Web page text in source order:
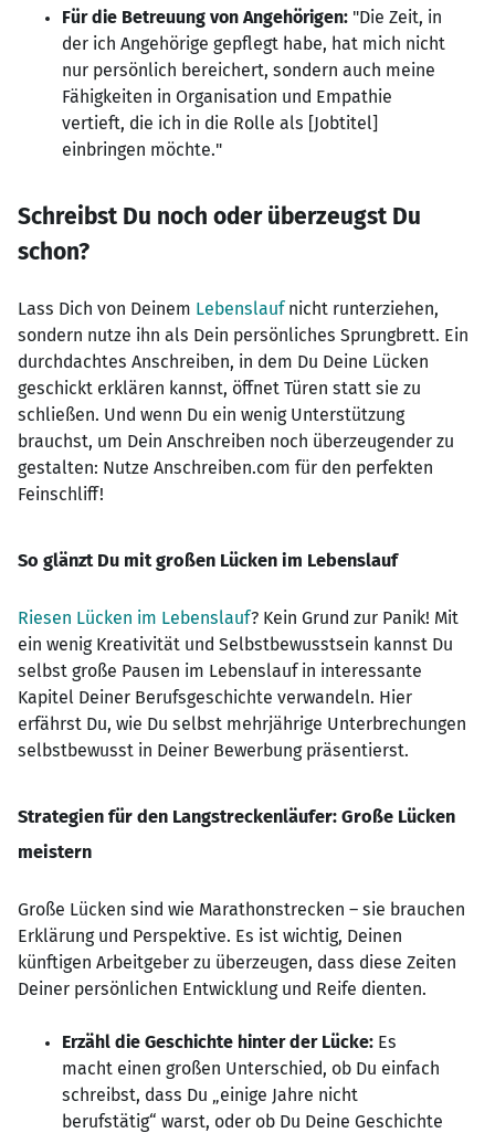
Für die Betreuung von Angehörigen: "Die Zeit, in
der ich Angehörige gepflegt habe, hat mich nicht
nur persönlich bereichert, sondern auch meine
Fähigkeiten in Organisation und Empathie
vertieft, die ich in die Rolle als [Jobtitel]
einbringen möchte."
Schreibst Du noch oder überzeugst Du
schon?
Lass Dich von Deinem Lebenslaufnicht runterziehen,
sondern nutze ihn als Dein persönliches Sprungbrett. Ein
durchdachtes Anschreiben, in dem Du Deine Lücken
geschickt erklären kannst, öffnet Türen statt sie zu
schließen. Und wenn Du ein wenig Unterstützung
brauchst, um Dein Anschreiben noch überzeugender zu
gestalten: Nutze Anschreiben.com für den perfekten
Feinschliff!
So glänzt Du mit großen Lücken im Lebenslauf
Riesen Lücken im Lebenslauf? Kein Grund zur Panik! Mit
ein wenig Kreativität und Selbstbewusstsein kannst Du
selbst große Pausen im Lebenslauf in interessante
Kapitel Deiner Berufsgeschichte verwandeln. Hier
erfährst Du, wie Du selbst mehrjährige Unterbrechungen
selbstbewusst in Deiner Bewerbung präsentierst.
Strategien für den Langstreckenläufer: Große Lücken
meistern
Große Lücken sind wie Marathonstrecken – sie brauchen
Erklärung und Perspektive. Es ist wichtig, Deinen
künftigen Arbeitgeber zu überzeugen, dass diese Zeiten
Deiner persönlichen Entwicklung und Reife dienten.
Erzähl die Geschichte hinter der Lücke: Es
macht einen großen Unterschied, ob Du einfach
schreibst, dass Du „einige Jahre nicht
berufstätig“ warst, oder ob Du Deine Geschichte